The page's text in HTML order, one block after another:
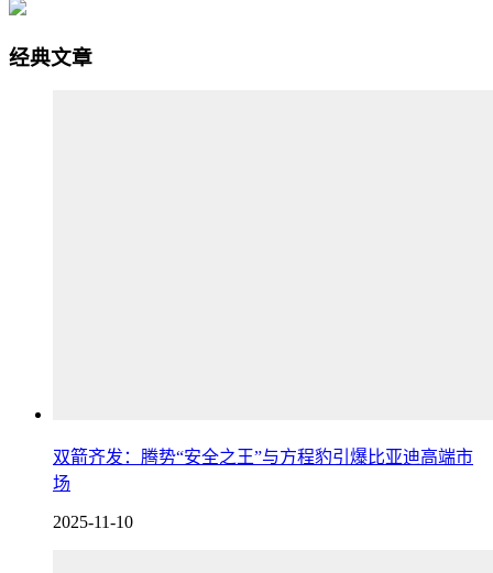
经典文章
双箭齐发：腾势“安全之王”与方程豹引爆比亚迪高端市
场
2025-11-10